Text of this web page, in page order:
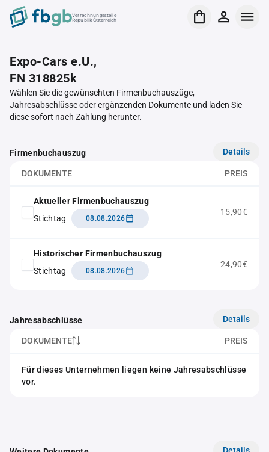
Verrechnungsstelle
Republik Österreich
Expo-Cars e.U.,
FN 318825k
Wählen Sie die gewünschten Firmenbuchauszüge,
Jahresabschlüsse oder ergänzenden Dokumente und laden Sie
diese sofort nach Zahlung herunter.
Firmenbuchauszug Details
DOKUMENTE PREIS
Aktueller Firmenbuchauszug
Stichtag
08.08.2026
15,90€
Historischer Firmenbuchauszug
Stichtag
08.08.2026
24,90€
Jahresabschlüsse Details
DOKUMENTE PREIS
Für dieses Unternehmen liegen keine Jahresabschlüsse
vor.
Details